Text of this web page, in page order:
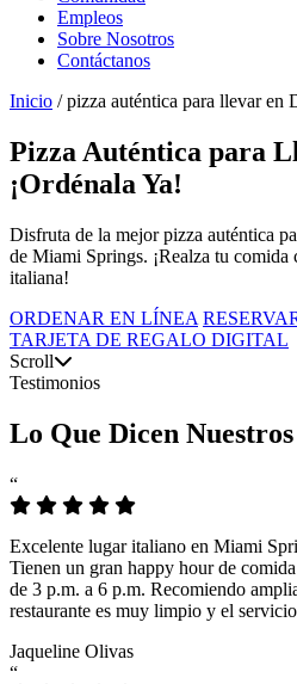
Empleos
Sobre Nosotros
Contáctanos
Inicio / pizza auténtica para llevar en
Pizza Auténtica para
¡Ordénala Ya!
Disfruta de la mejor pizza auténtica
de Miami Springs. ¡Realza tu comida
italiana!
ORDENAR EN LÍNEA
TARJETA DE REGALO DIGITAL
Scroll
Testimonios
Lo Que Dicen
“
Excelente lugar italiano en Miami
Tienen un gran happy hour de
de 3 p.m. a 6 p.m. Recomiendo
restaurante es muy limpio y el
Jaqueline Olivas
“